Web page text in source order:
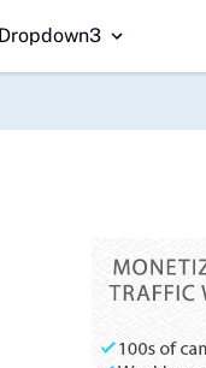
Menu MBG Sukabumi
Dropdown3